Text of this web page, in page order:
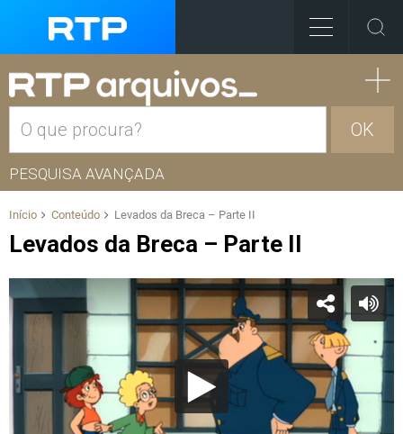
OK
PESQUISA AVANÇADA
Início Conteúdo Levados da Breca – Parte II
Levados da Breca – Parte II